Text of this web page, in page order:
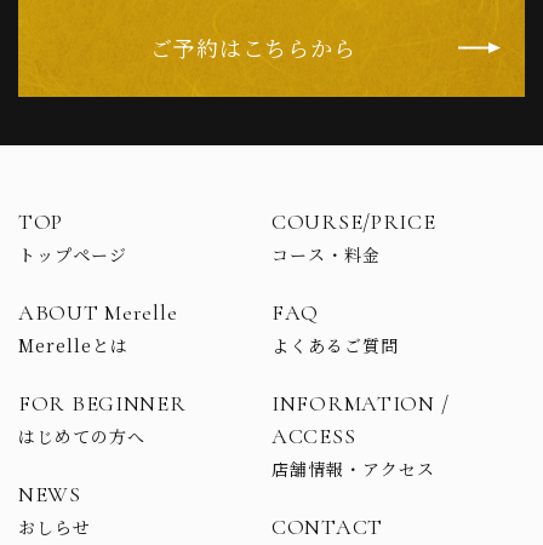
ご予約はこちらから
TOP
トップページ
ABOUT Merelle
Merelleとは
FOR BEGINNER
はじめての方へ
NEWS
おしらせ
COURSE/PRICE
コース・料金
FAQ
よくあるご質問
INFORMATION /
ACCESS
店舗情報・アクセス
CONTACT